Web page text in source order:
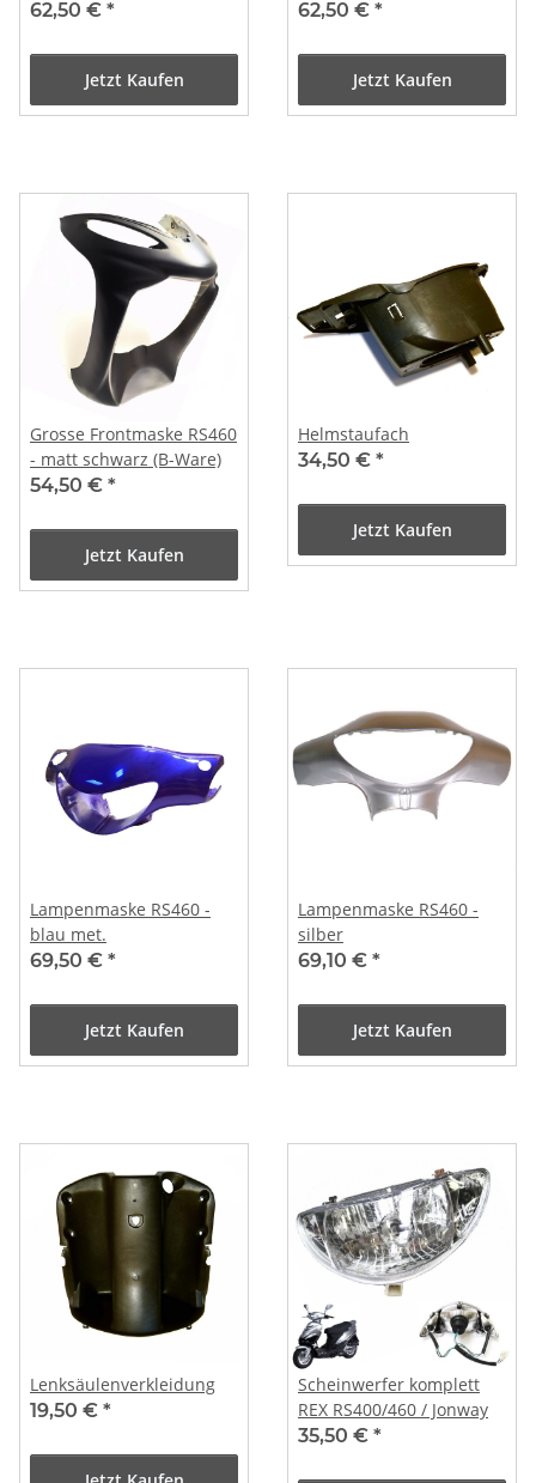
62,50 € *
Jetzt Kaufen
62,50 € *
Jetzt Kaufen
Grosse Frontmaske RS460
- matt schwarz (B-Ware)
54,50 € *
Jetzt Kaufen
Helmstaufach
34,50 € *
Jetzt Kaufen
Lampenmaske RS460 -
blau met.
69,50 € *
Jetzt Kaufen
Lampenmaske RS460 -
silber
69,10 € *
Jetzt Kaufen
Lenksäulenverkleidung
19,50 € *
Scheinwerfer komplett
REX RS400/460 / Jonway
35,50 € *